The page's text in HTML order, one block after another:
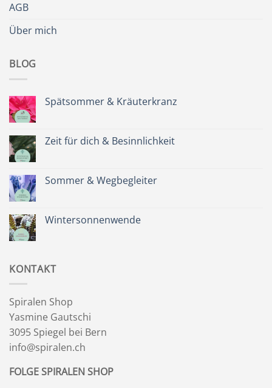
AGB
Über mich
BLOG
Spätsommer & Kräuterkranz
Spätsommer
&
Zeit für dich & Besinnlichkeit
Zeit
für
Sommer & Wegbegleiter
Sommer
&
Wintersonnenwende
KONTAKT
Spiralen Shop
Yasmine Gautschi
3095 Spiegel bei Bern
info@spiralen.ch
FOLGE SPIRALEN SHOP